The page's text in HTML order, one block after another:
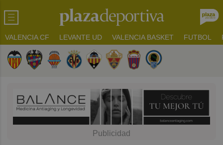
VALENCIA CF LEVANTE UD VALENCIA BASKET FUTBOL